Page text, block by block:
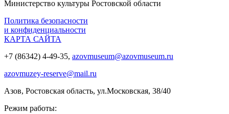
Министерство культуры Ростовской области
Политика безопасности
и конфиденциальности
КАРТА САЙТА
+7 (86342) 4-49-35, azovmuseum@azovmuseum.ru
azovmuzey-reserve@mail.ru
Азов, Ростовская область, ул.Московская, 38/40
Режим работы: